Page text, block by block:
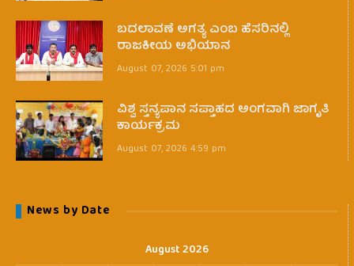
ಬದಲಾವಣೆ ಅಗತ್ಯ ಎಂಬ ಹೆಸರಿನಲ್ಲಿ
ರಾಜಕೀಯ ಅಭಿಯಾನ
August 07, 2026 5:01 pm
ವಿಶ್ವ ಸ್ತನ್ಯಪಾನ ಸಪ್ತಾಹದ ಅಂಗವಾಗಿ ಜಾಗೃತಿ
ಕಾರ್ಯಕ್ರಮ
August 07, 2026 4:59 pm
News by Date
August 2026